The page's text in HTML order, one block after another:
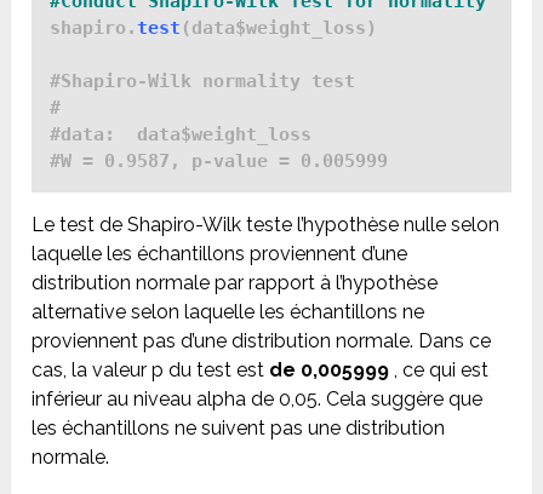
shapiro.test (data$weight_loss)
#Shapiro-Wilk normality test
#
#data:  data$weight_loss
Le test de Shapiro-Wilk teste l’hypothèse nulle selon
laquelle les échantillons proviennent d’une
distribution normale par rapport à l’hypothèse
alternative selon laquelle les échantillons ne
proviennent pas d’une distribution normale. Dans ce
cas, la valeur p du test est de 0,005999 , ce qui est
inférieur au niveau alpha de 0,05. Cela suggère que
les échantillons ne suivent pas une distribution
normale.